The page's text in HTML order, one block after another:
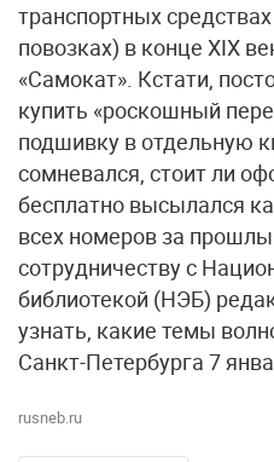
транспортных
повозках) в конце XIX
«Самокат». Кстати,
купить «роскошный
подшивку в отдельную
сомневался, стоит ли
бесплатно высылался
всех номеров за
сотрудничеству с
библиотекой (НЭБ)
узнать, какие темы
Санкт-Петербурга 7
rusneb.ru